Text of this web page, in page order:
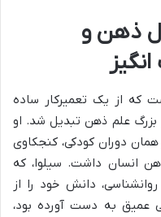
ذهن و
که از یک تعمیرکار ساده
بزرگ علم ذهن تبدیل شد. او
و از همان دوران کودکی، کنجکاوی
انسان داشت. سیلوا، که
دانش خود را از
به دست آورده بود،